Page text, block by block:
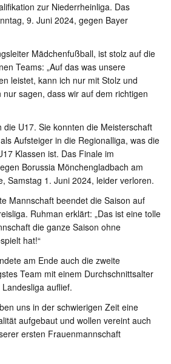
zur Niederrheinliga. Das
9. Juni 2024, gegen Bayer
Mädchenfußball, ist stolz auf die
Teams: „Auf das was unsere
leistet, kann ich nur mit Stolz und
sagen, dass wir auf dem richtigen
U17. Sie konnten die Meisterschaft
Aufsteiger in die Regionalliga, was die
Klassen ist. Das Finale im
Borussia Mönchengladbach am
Samstag 1. Juni 2024, leider verloren.
Mannschaft beendet die Saison auf
Ruhman erklärt: „Das ist eine tolle
die ganze Saison ohne
hat!“
am Ende auch die zweite
Team mit einem Durchschnittsalter
auflief.
uns in der schwierigen Zeit eine
aufgebaut und wollen vereint auch
ersten Frauenmannschaft